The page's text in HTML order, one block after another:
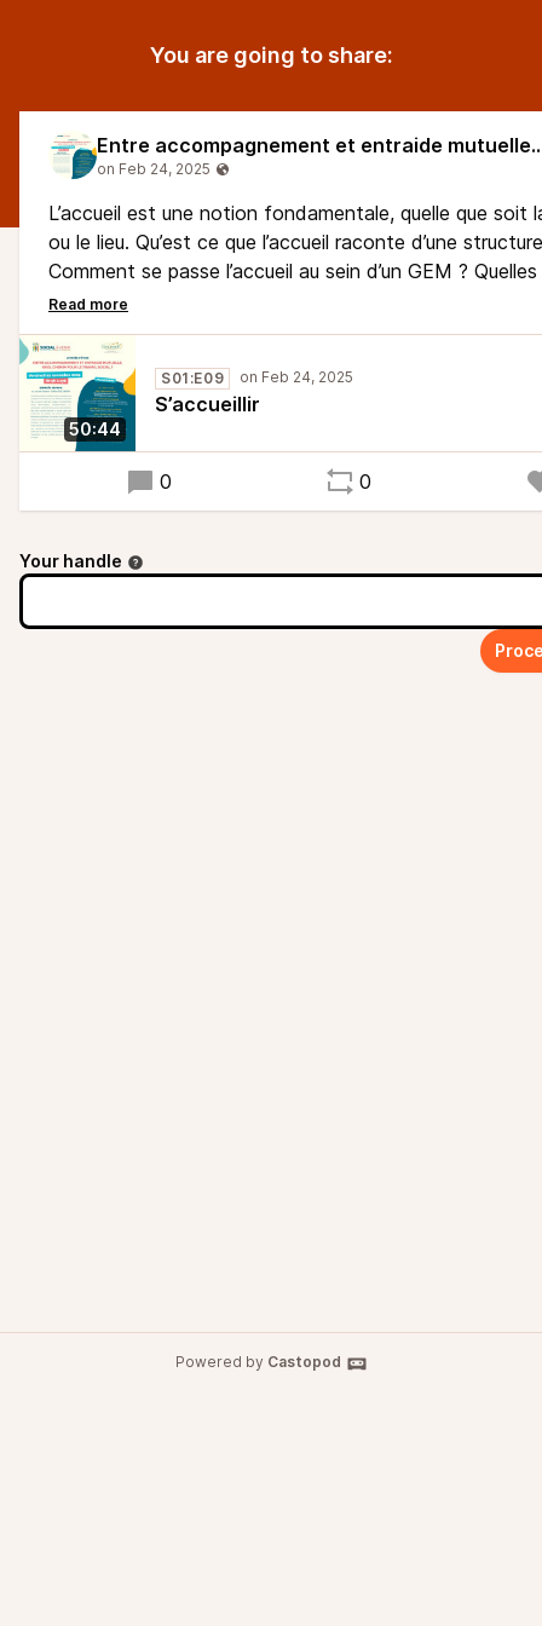
You are going to share:
Entre accompagnement et entraide
L’accueil est une notion fondamentale, quelle que soit
ou le lieu. Qu’est ce que l’accueil raconte d’une
Comment se passe l’accueil au sein d’un GEM ?
avec d’autres structures ? Est-on accueilli comme une
situation de handicap, un citoyen de la ville, un malade
50:44
S01:E09
S’accueillir
0 0
Your handle
Powered by Castopod